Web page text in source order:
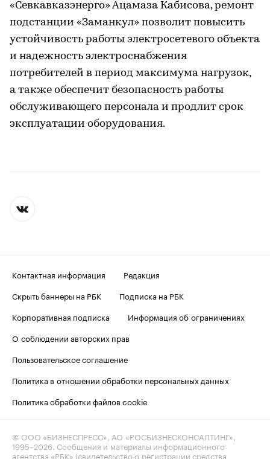
«Севкавказэнерго» Ацамаза Кабисова, ремонт
подстанции «Заманкул» позволит повысить
устойчивость работы электросетевого объекта
и надежность электроснабжения
потребителей в период максимума нагрузок,
а также обеспечит безопасность работы
обслуживающего персонала и продлит срок
эксплуатации оборудования.
Контактная информация
Редакция
Скрыть баннеры на РБК
Подписка на РБК
Корпоративная подписка
Информация об ограничениях
О соблюдении авторских прав
Пользовательское соглашение
Политика в отношении обработки персональных данных
Политика обработки файлов cookie
© ООО «БИЗНЕСПРЕСС», АО «РОСБИЗНЕСКОНСАЛТИНГ»,
1995–2026. Сообщения и материалы информационного
агентства «РБК» (свидетельство о регистрации средства